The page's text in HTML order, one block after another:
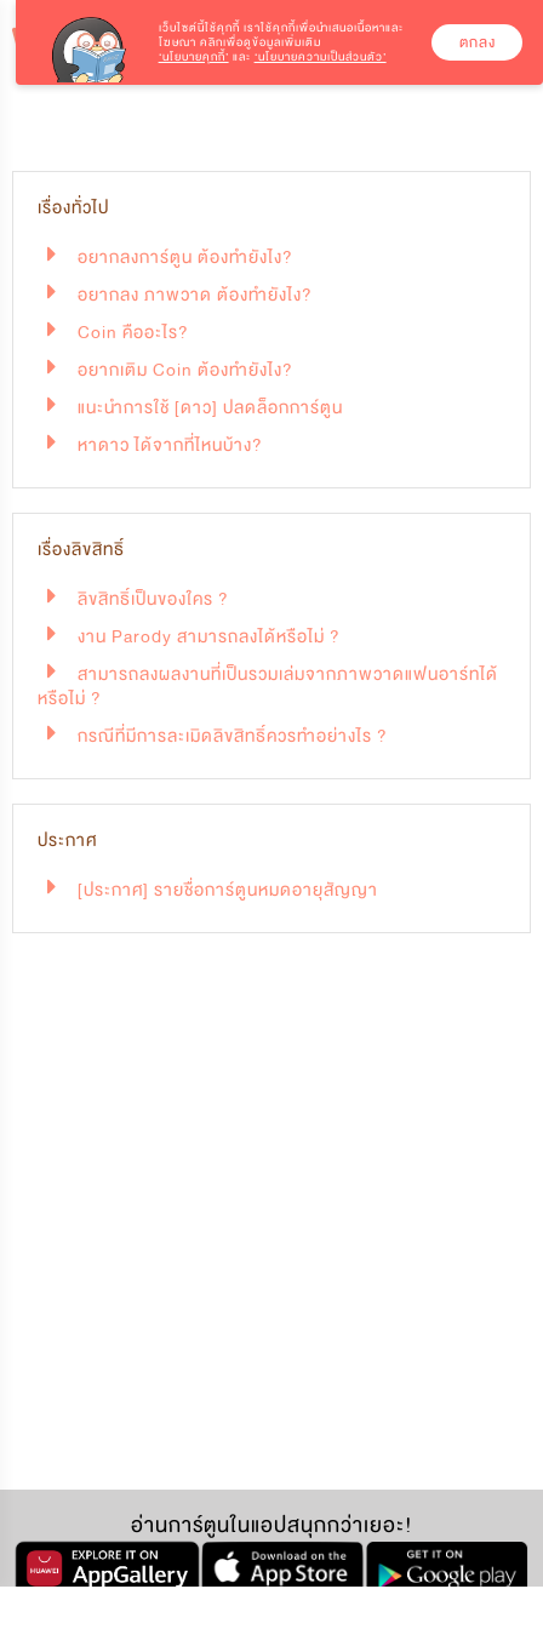
เรื่องทั่วไป
อยากลงการ์ตูน ต้องทำยังไง?
อยากลง ภาพวาด ต้องทำยังไง?
Coin คืออะไร?
อยากเติม Coin ต้องทำยังไง?
แนะนำการใช้ [ดาว] ปลดล็อกการ์ตูน
หาดาว ได้จากที่ไหนบ้าง?
เรื่องลิขสิทธิ์
ลิขสิทธิ์เป็นของใคร ?
งาน Parody สามารถลงได้หรือไม่ ?
สามารถลงผลงานที่เป็นรวมเล่มจากภาพวาดแฟนอาร์ทได้
หรือไม่ ?
กรณีที่มีการละเมิดลิขสิทธิ์ควรทำอย่างไร ?
ประกาศ
[ประกาศ] รายชื่อการ์ตูนหมดอายุสัญญา
เว็บไซต์นี้ใช้คุกกี้ เราใช้คุกกี้เพื่อนำเสนอเนื้อหาและ
โฆษณา คลิกเพื่อดูข้อมูลเพิ่มเติม
‘นโยบายคุกกี้’ และ ‘นโยบายความเป็นส่วนตัว’
ตกลง
อ่านการ์ตูนในแอปสนุกกว่าเยอะ!